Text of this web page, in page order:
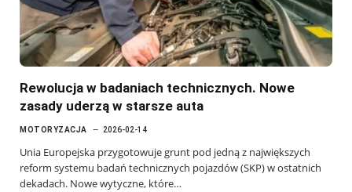
Rewolucja w badaniach technicznych. Nowe
zasady uderzą w starsze auta
MOTORYZACJA 2026-02-14
Unia Europejska przygotowuje grunt pod jedną z największych
reform systemu badań technicznych pojazdów (SKP) w ostatnich
dekadach. Nowe wytyczne, które…